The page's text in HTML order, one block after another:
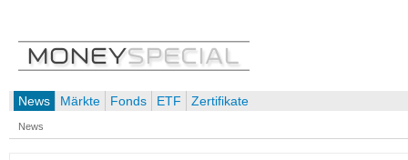
News Märkte Fonds ETF Zertifikate
News